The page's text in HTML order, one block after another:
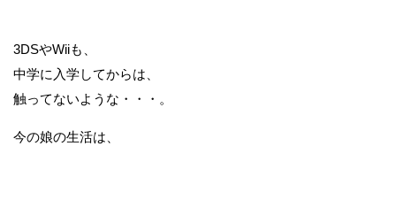
3DSやWiiも、
中学に入学してからは、
触ってないような・・・。
今の娘の生活は、